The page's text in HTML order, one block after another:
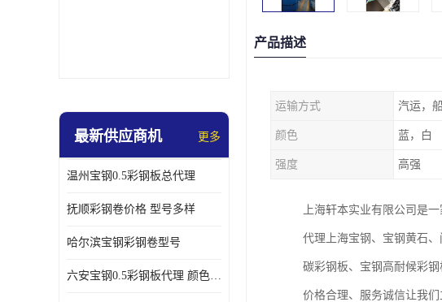
最新供应商机 更多
温州宝钢0.5彩钢板总代理
抚顺彩钢卷价格 型号多样
哈尔滨宝钢彩钢卷型号
六安宝钢0.5彩钢板代理 颜色定制
产品描述
运输方式 汽运，
颜色 蓝，白
强度 高强
上海轩本实业有限公司是
代理上海宝钢、宝钢黄石
碳彩钢板、宝钢高耐候彩
价格合理、服务诚信让我